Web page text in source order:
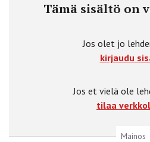
Tämä sisältö on
Jos olet jo
kirjaudu
Jos et vielä ole
tilaa
Mainos